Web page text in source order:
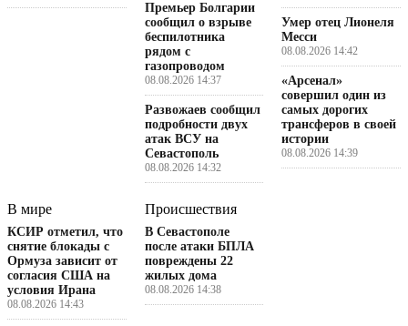
Премьер Болгарии
сообщил о взрыве
беспилотника
рядом с
газопроводом
08.08.2026 14:37
Развожаев сообщил
подробности двух
атак ВСУ на
Севастополь
08.08.2026 14:32
Умер отец Лионеля
Месси
08.08.2026 14:42
«Арсенал»
совершил один из
самых дорогих
трансферов в своей
истории
08.08.2026 14:39
В мире
КСИР отметил, что
снятие блокады с
Ормуза зависит от
согласия США на
условия Ирана
08.08.2026 14:43
Происшествия
В Севастополе
после атаки БПЛА
повреждены 22
жилых дома
08.08.2026 14:38